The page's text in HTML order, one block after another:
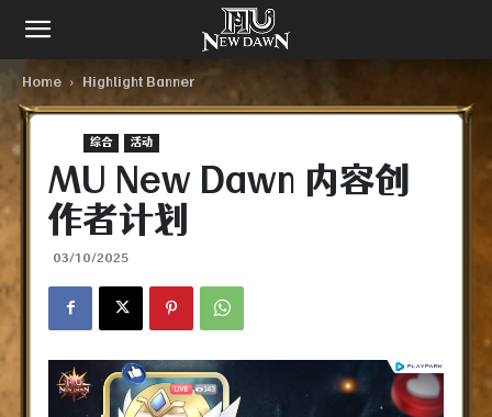
Home Highlight Banner
综合​ 活动
MU New Dawn 内容创
作者计划
03/10/2025